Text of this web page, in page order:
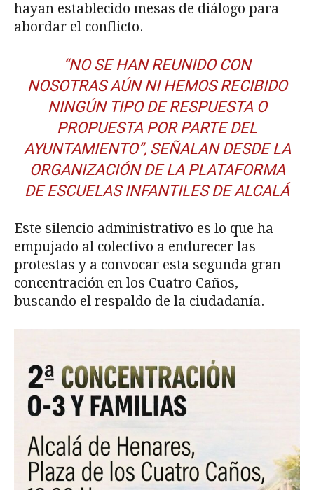
hayan establecido mesas de diálogo para
abordar el conflicto.
“NO SE HAN REUNIDO CON
NOSOTRAS AÚN NI HEMOS RECIBIDO
NINGÚN TIPO DE RESPUESTA O
PROPUESTA POR PARTE DEL
AYUNTAMIENTO”, SEÑALAN DESDE LA
ORGANIZACIÓN DE LA PLATAFORMA
DE ESCUELAS INFANTILES DE ALCALÁ
Este silencio administrativo es lo que ha
empujado al colectivo a endurecer las
protestas y a convocar esta segunda gran
concentración en los Cuatro Caños,
buscando el respaldo de la ciudadanía.